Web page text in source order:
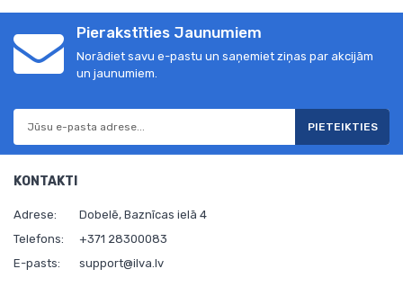
Pierakstīties Jaunumiem
Norādiet savu e-pastu un saņemiet ziņas par akcijām
un jaunumiem.
PIETEIKTIES
KONTAKTI
Adrese:
Dobelē, Baznīcas ielā 4
Telefons:
+371 28300083
E-pasts:
support@ilva.lv